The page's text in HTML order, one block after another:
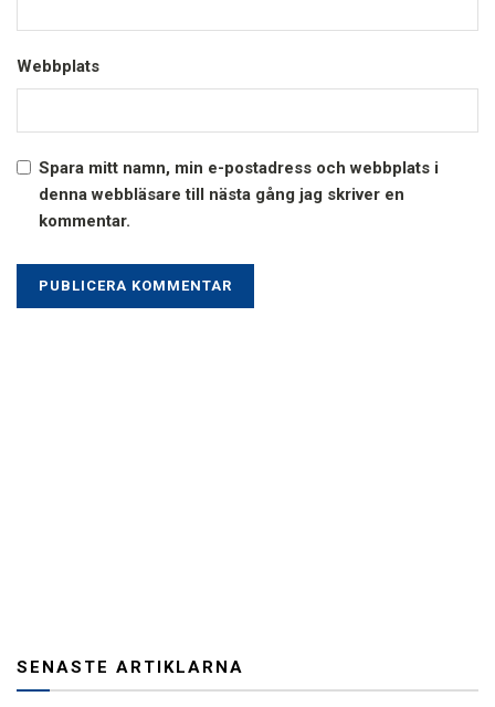
Webbplats
Spara mitt namn, min e-postadress och webbplats i
denna webbläsare till nästa gång jag skriver en
kommentar.
SENASTE ARTIKLARNA